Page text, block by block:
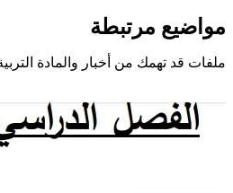
مواضيع مرتبطة
ملفات قد تهمك من أخبار والمادة